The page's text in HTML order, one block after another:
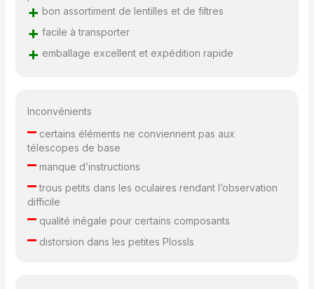
+ bon assortiment de lentilles et de filtres
+ facile à transporter
+ emballage excellent et expédition rapide
Inconvénients
– certains éléments ne conviennent pas aux
télescopes de base
– manque d’instructions
–trous petits dans les oculaires rendant l’observation
difficile
– qualité inégale pour certains composants
– distorsion dans les petites Plossls